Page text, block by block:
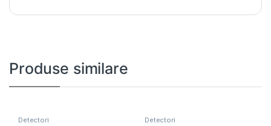
Produse similare
Detectori Detectori